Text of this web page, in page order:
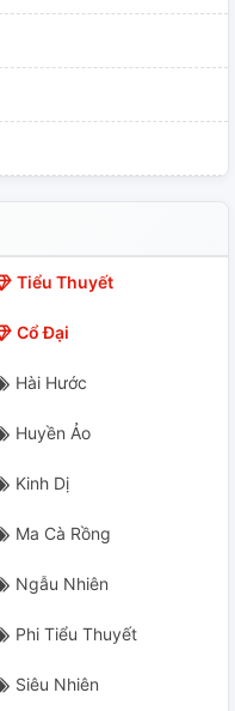
Tiểu Thuyết
Cổ Đại
Hài Hước
Huyền Ảo
Kinh Dị
Ma Cà Rồng
Ngẫu Nhiên
Phi Tiểu Thuyết
Siêu Nhiên